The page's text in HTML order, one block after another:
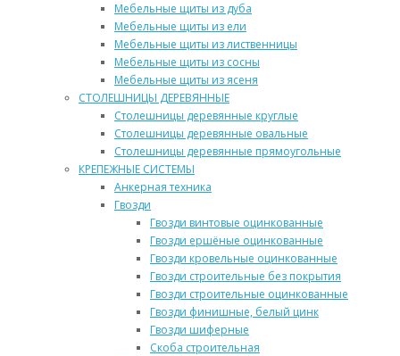
Мебельные щиты из дуба
Мебельные щиты из ели
Мебельные щиты из лиственницы
Мебельные щиты из сосны
Мебельные щиты из ясеня
СТОЛЕШНИЦЫ ДЕРЕВЯННЫЕ
Столешницы деревянные круглые
Столешницы деревянные овальные
Столешницы деревянные прямоугольные
КРЕПЕЖНЫЕ СИСТЕМЫ
Анкерная техника
Гвозди
Гвозди винтовые оцинкованные
Гвозди ершёные оцинкованные
Гвозди кровельные оцинкованные
Гвозди строительные без покрытия
Гвозди строительные оцинкованные
Гвозди финишные, белый цинк
Гвозди шиферные
Скоба строительная